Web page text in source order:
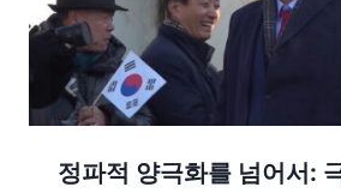
정파적 양극화를 넘어서: